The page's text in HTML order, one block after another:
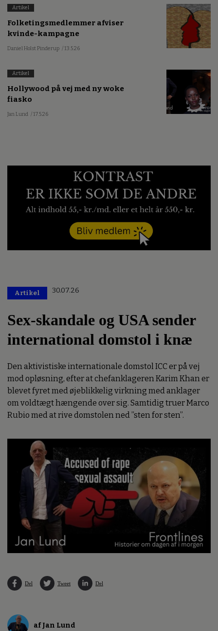
Artikel
Folketingsmedlemmer afviser
kvinde-kampagne
Daniel Holst Pinderup / 13.5.26
Artikel
Hollywood på vej med ny woke
fiasko
Jan Lund / 17.5.26
Artikel 30.07.26
Sex-skandale og USA sender
international domstol i knæ
Den aktivistiske internationale domstol ICC er på vej
mod opløsning, efter at chefanklageren Karim Khan er
blevet fyret med øjeblikkelig virkning med anklager
om voldtægt hængende over sig. Samtidig truer Marco
Rubio med at rive domstolen ned ”sten for sten”.
Del Tweet Del
af Jan Lund